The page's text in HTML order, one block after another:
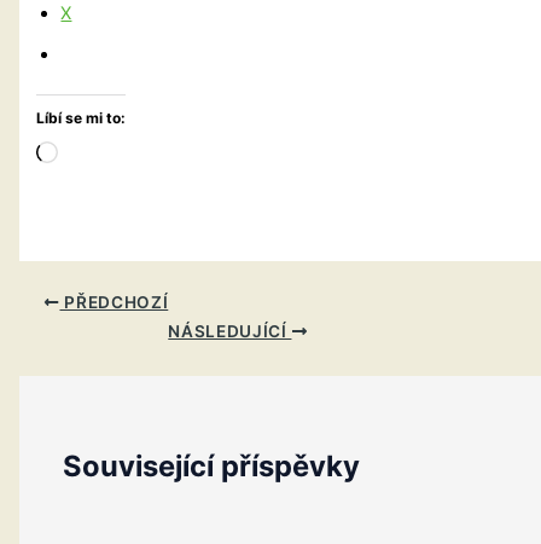
X
Líbí se mi to:
Načítání…
PŘEDCHOZÍ
NÁSLEDUJÍCÍ
Související příspěvky